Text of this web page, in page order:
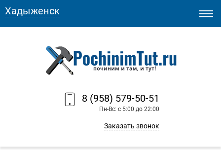
8 (958) 579-50-51
Пн-Вс: с 5:00 до 22:00
Заказать звонок
Хадыженск